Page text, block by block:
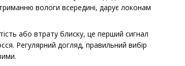
вологи всередині, дарує локонам
або втрату блиску, це перший сигнал
Регулярний догляд, правильний вибір